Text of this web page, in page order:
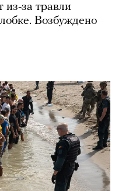
за травли
Возбуждено